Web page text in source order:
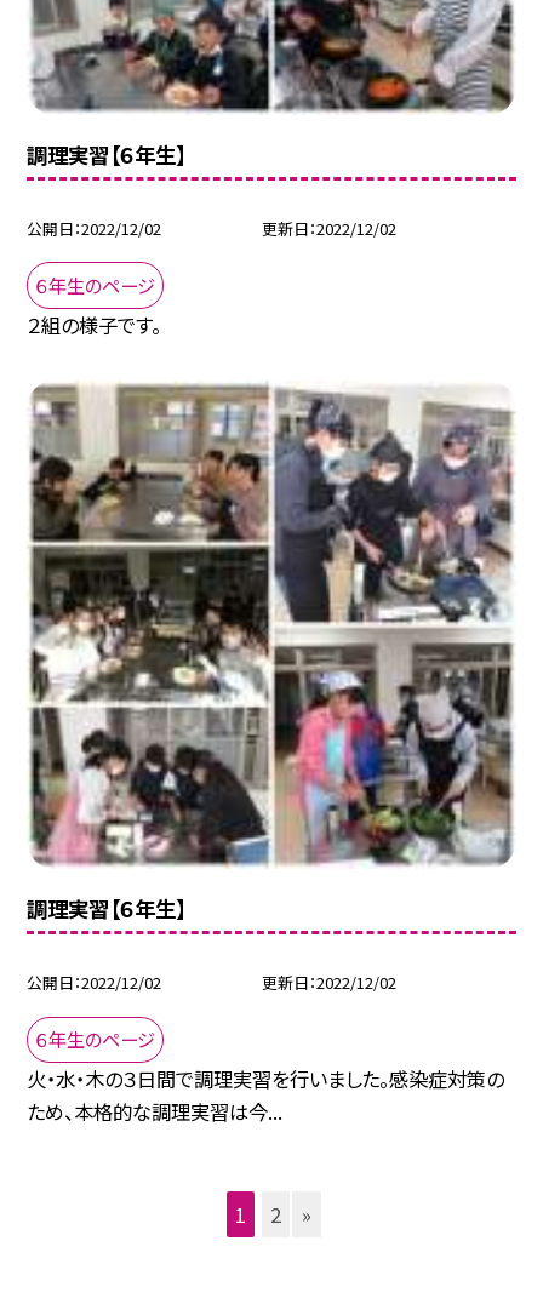
調理実習【６年生】
公開日 2022/12/02 更新日 2022/12/02
６年生のページ
２組の様子です。
調理実習【６年生】
公開日 2022/12/02 更新日 2022/12/02
６年生のページ
火・水・木の３日間で調理実習を行いました。感染症対策の
ため、本格的な調理実習は今...
1 2 »